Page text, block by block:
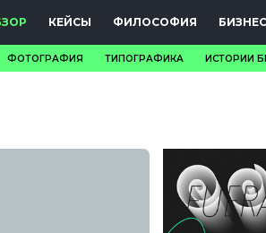
КЕЙСЫ ФИЛОСОФИЯ
ФОТОГРАФИЯ ТИПОГРАФИКА ИСТОРИИ
PRO.ОБЗОР
КЕЙСЫ
ФИЛОСОФИЯ